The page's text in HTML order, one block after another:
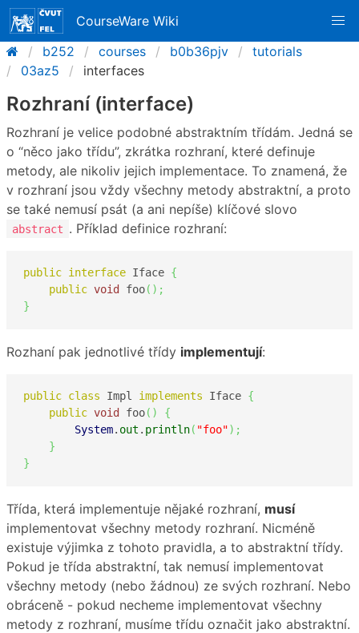
CourseWare Wiki
b252
courses b0b36pjv
tutorials
03az5
interfaces
Rozhraní (interface)
Rozhraní je velice podobné abstraktním třídám. Jedná se
o “něco jako třídu”, zkrátka rozhraní, které definuje
metody, ale nikoliv jejich implementace. To znamená, že
v rozhraní jsou vždy všechny metody abstraktní, a proto
se také nemusí psát (a ani nepíše) klíčové slovo
abstract . Příklad definice rozhraní:
public interface Iface {
public void foo( ) ;
}
Rozhaní pak jednotlivé třídy implementují:
public class Impl implements Iface {
public void foo( )
{
System. out . println( "foo") ;
}
}
Třída, která implementuje nějaké rozhraní, musí
implementovat všechny metody rozhraní. Nicméně
existuje výjimka z tohoto pravidla, a to abstraktní třídy.
Pokud je třída abstraktní, tak nemusí implementovat
všechny metody (nebo žádnou) ze svých rozhraní. Nebo
obráceně - pokud necheme implementovat všechny
metody z rozhraní, musíme třídu označit jako abstraktní.